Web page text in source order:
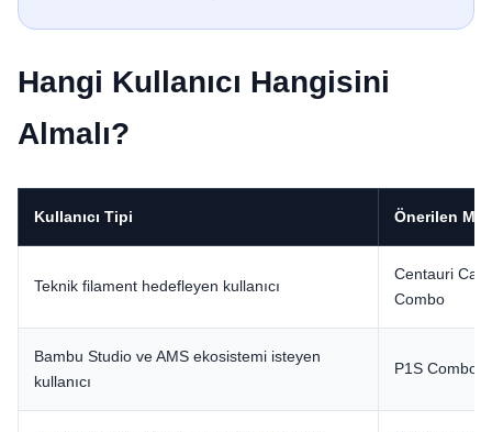
Hangi Kullanıcı Hangisini
Almalı?
Kullanıcı Tipi Önerilen
Teknik filament hedefleyen kullanıcı
Centauri
Combo
Bambu Studio ve AMS ekosistemi isteyen
kullanıcı
P1S Combo